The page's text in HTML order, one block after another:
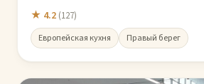
★ 4.2 (127)
Европейская кухня Правый берег